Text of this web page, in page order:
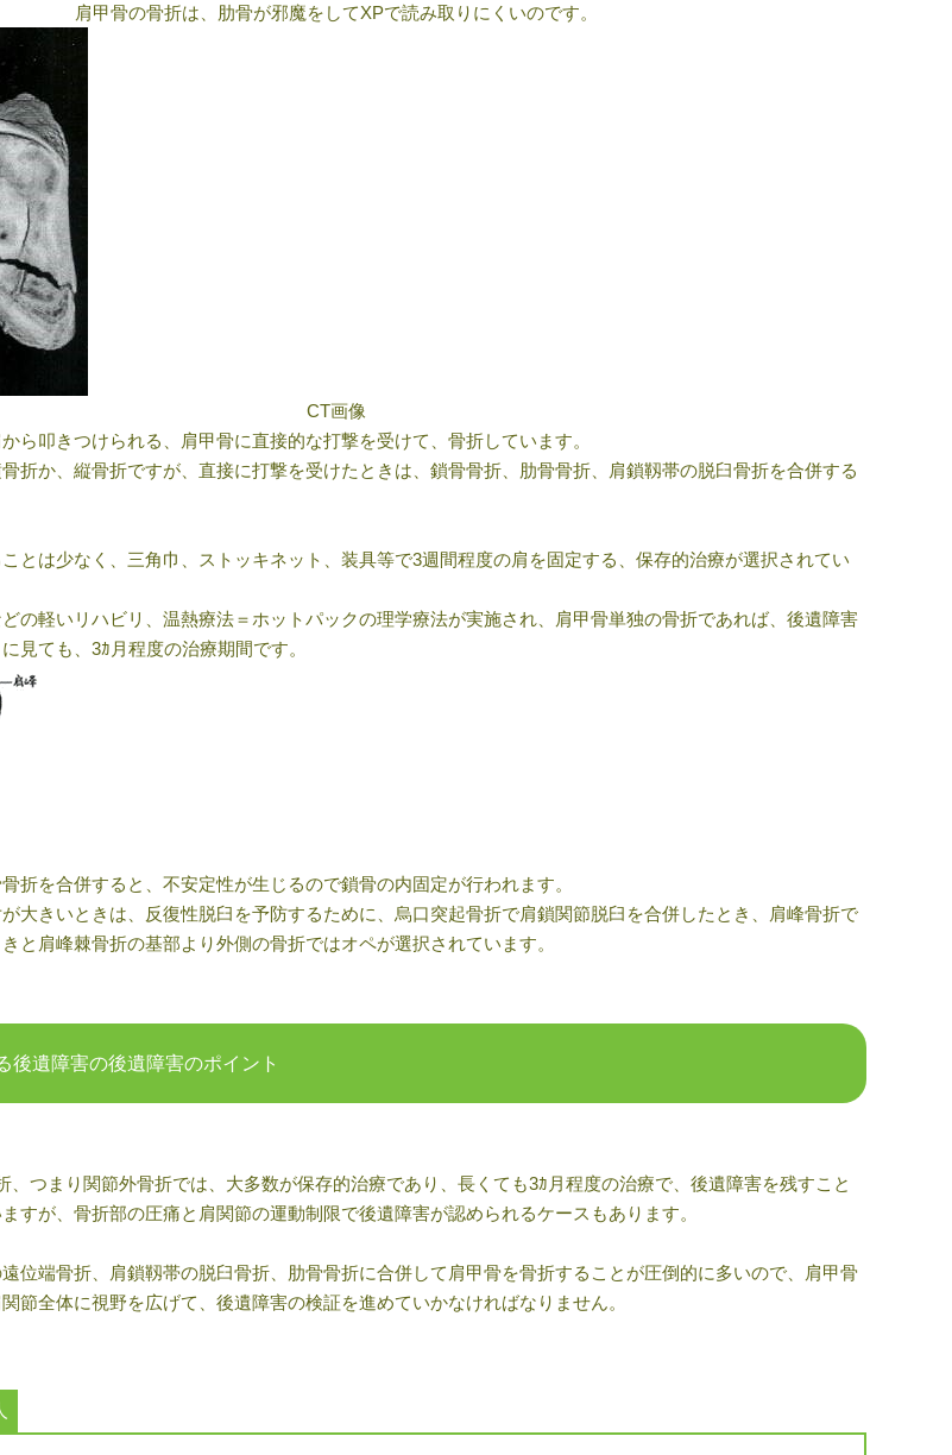
肩甲骨の骨折は、肋骨が邪魔をしてXPで読み取りにくいのです。
CT画像
ら叩きつけられる、肩甲骨に直接的な打撃を受けて、骨折しています。
折か、縦骨折ですが、直接に打撃を受けたときは、鎖骨骨折、肋骨骨折、肩鎖靱帯の脱臼骨折を合併する
とは少なく、三角巾、ストッキネット、装具等で3週間程度の肩を固定する、保存的治療が選択されてい
の軽いリハビリ、温熱療法＝ホットパックの理学療法が実施され、肩甲骨単独の骨折であれば、後遺障害
見ても、 3ｶ月程度の治療期間です。
折を合併すると、不安定性が生じるので鎖骨の内固定が行われます。
大きいときは、反復性脱臼を予防するために、烏口突起骨折で肩鎖関節脱臼を合併したとき、肩峰骨折で
と肩峰棘骨折の基部より外側の骨折ではオペが選択されています。
後遺障害の後遺障害のポイント
、つまり関節外骨折では、大多数が保存的治療であり、長くても3ｶ月程度の治療で、後遺障害を残すこと
すが、骨折部の圧痛と肩関節の運動制限で後遺障害が認められるケースもあります。
位端骨折、肩鎖靱帯の脱臼骨折、肋骨骨折に合併して肩甲骨を骨折することが圧倒的に多いので、肩甲骨
節全体に視野を広げて、後遺障害の検証を進めていかなければなりません。